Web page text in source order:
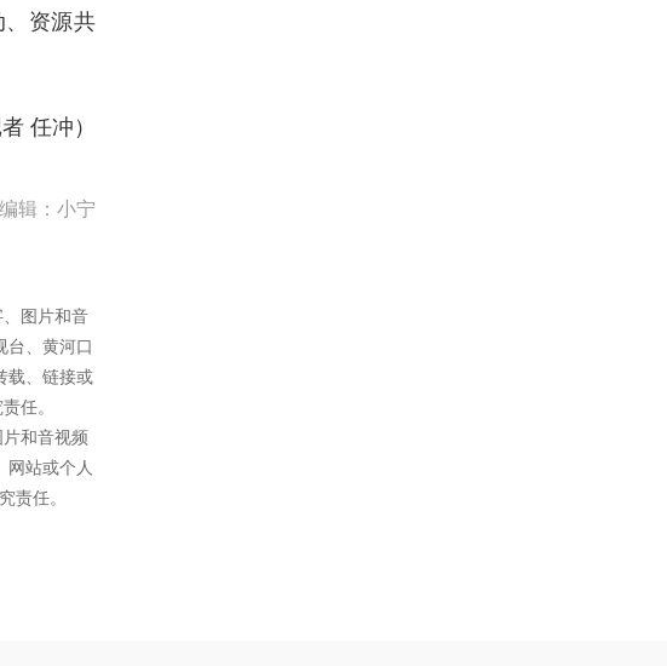
、资源共
任冲 ）
辑：小宁
图片和音
台、黄河口
载、链接或
任。
和音视频
网站或个人
责任。